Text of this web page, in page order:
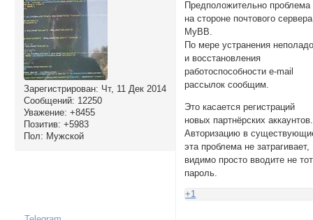
Зарегистрирован: Чт, 11 Дек 2014
Сообщений: 12250
Уважение: +8455
Позитив: +5983
Пол: Мужской
Предположительно проблема
на стороне почтового сервера
MyBB.
По мере устранения
и восстановления
работоспособности e-mail
рассылок сообщим.
Это касается регистраций
новых партнёрских аккаунтов.
Авторизацию в
эта проблема не затрагивает,
видимо просто вводите не тот
пароль.
+1